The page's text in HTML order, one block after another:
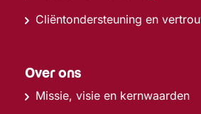
Cliëntondersteuning en
Over ons
Missie, visie en kernwaarden